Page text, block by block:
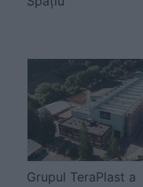
Grupul TeraPlast a